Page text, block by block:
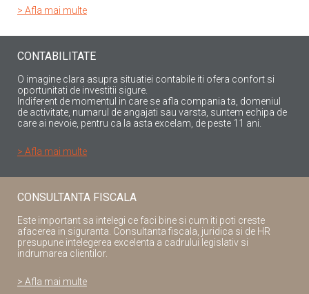
> Afla mai multe
CONTABILITATE
O imagine clara asupra situatiei contabile iti ofera confort si
oportunitati de investitii sigure.
Indiferent de momentul in care se afla compania ta, domeniul
de activitate, numarul de angajati sau varsta, suntem echipa de
care ai nevoie, pentru ca la asta excelam, de peste 11 ani.
> Afla mai multe
CONSULTANTA FISCALA
Este important sa intelegi ce faci bine si cum iti poti creste
afacerea in siguranta. Consultanta fiscala, juridica si de HR
presupune intelegerea excelenta a cadrului legislativ si
indrumarea clientilor.
> Afla mai multe